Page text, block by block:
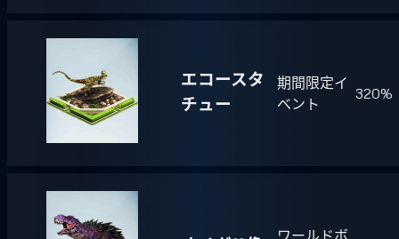
エコースタ
チュー
期間限定イ
ベント
320%
ワールドボ